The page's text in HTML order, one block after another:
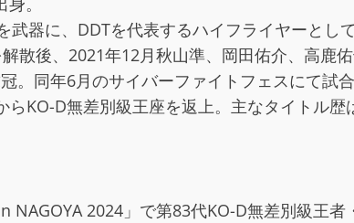
器に、DDTを代表するハイフライヤーとし
散後、2021年12月秋山準、岡田佑介、高鹿
。同年6月のサイバーファイトフェスにて試
KO-D無差別級王座を返上。主なタイトル歴
2024」で第83代KO-D無差別級王